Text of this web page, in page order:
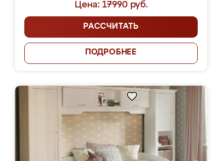
Цена: 17990 руб.
РАССЧИТАТЬ
ПОДРОБНЕЕ